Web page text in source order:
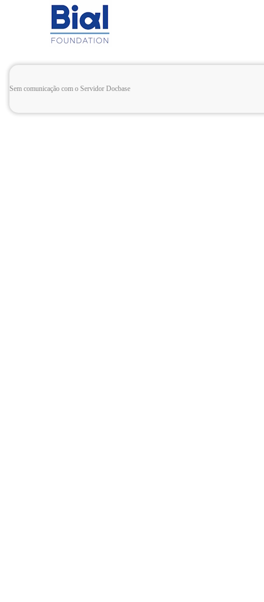
Sem comunicação com o Servidor Docbase